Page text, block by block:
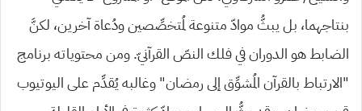
بنتاجهما، بل يبثُّ موادّ متنوعة لمُتخصِّصين ودُعاة آخرين، لكنَّ
الضابط هو الدوران في فلك النصّ القرآنيّ. ومن محتوياته برنامج
“الارتباط بالقرآن المُشوِّق إلى رمضان” وغالبه يُقدِّم على اليوتيوب